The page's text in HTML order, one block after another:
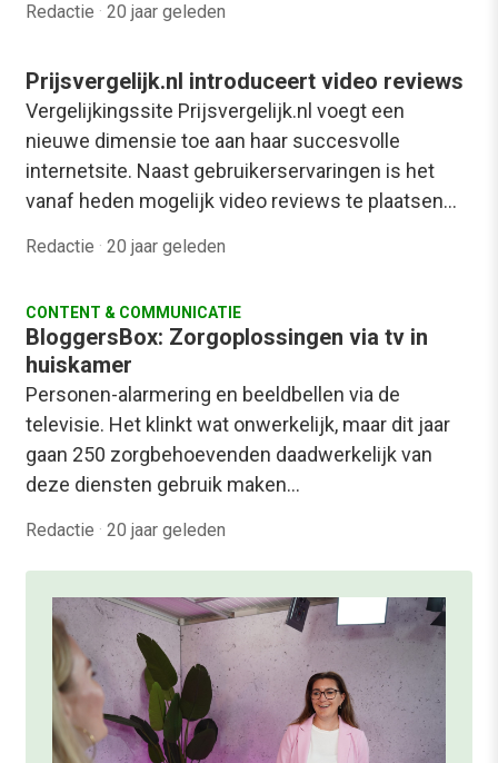
Redactie · 20 jaar geleden
Prijsvergelijk.nl introduceert video reviews
Vergelijkingssite Prijsvergelijk.nl voegt een
nieuwe dimensie toe aan haar succesvolle
internetsite. Naast gebruikerservaringen is het
vanaf heden mogelijk video reviews te plaatsen…
Redactie · 20 jaar geleden
CONTENT & COMMUNICATIE
BloggersBox: Zorgoplossingen via tv in
huiskamer
Personen-alarmering en beeldbellen via de
televisie. Het klinkt wat onwerkelijk, maar dit jaar
gaan 250 zorgbehoevenden daadwerkelijk van
deze diensten gebruik maken…
Redactie · 20 jaar geleden